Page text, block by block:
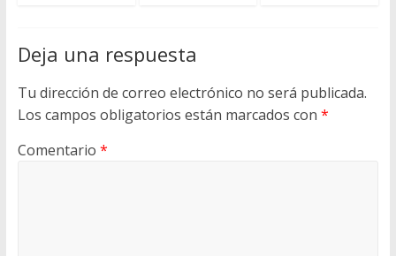
Deja una respuesta
Tu dirección de correo electrónico no será publicada.
Los campos obligatorios están marcados con *
Comentario *